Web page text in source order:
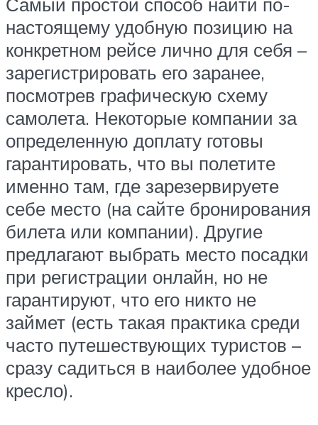
настоящему удобную позицию на
конкретном рейсе лично для себя –
зарегистрировать его заранее,
посмотрев графическую схему
самолета. Некоторые компании за
определенную доплату готовы
гарантировать, что вы полетите
именно там, где зарезервируете
себе место (на сайте бронирования
билета или компании). Другие
предлагают выбрать место посадки
при регистрации онлайн, но не
гарантируют, что его никто не
займет (есть такая практика среди
часто путешествующих туристов –
сразу садиться в наиболее удобное
кресло).